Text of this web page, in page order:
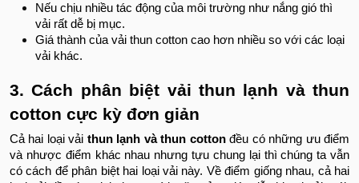
Nếu chịu nhiều tác động của môi trường như nắng gió thì
vải rất dễ bị mục.
Giá thành của vải thun cotton cao hơn nhiều so với các loại
vải khác.
3. Cách phân biệt vải thun lạnh và thun
cotton cực kỳ đơn giản
Cả hai loại vải thun lạnh và thun cottonđều có những ưu điểm
và nhược điểm khác nhau nhưng tựu chung lại thì chúng ta vẫn
có cách để phân biệt hai loại vải này. Về điểm giống nhau, cả hai